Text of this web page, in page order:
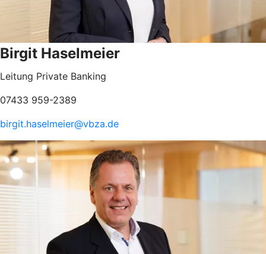
Birgit Haselmeier
Leitung Private Banking
07433 959-2389
birgit.haselmeier@vbza.de